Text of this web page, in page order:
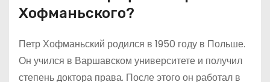
Хофманьского?
Петр Хофманьский родился в 1950 году в Польше.
Он учился в Варшавском университете и получил
степень доктора права. После этого он работал в